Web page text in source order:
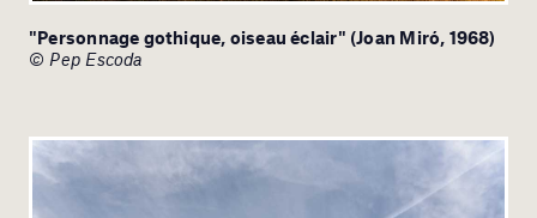
"Personnage gothique, oiseau éclair" (Joan Miró, 1968)
© Pep Escoda